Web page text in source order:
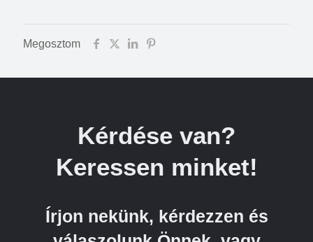
Megosztom
Kérdése van?
Keressen minket!
Írjon nekünk, kérdezzen és